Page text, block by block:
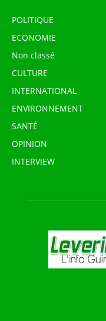
POLITIQUE
ECONOMIE
Non classé
CULTURE
INTERNATIONAL
ENVIRONNEMENT
SANTÉ
OPINION
INTERVIEW